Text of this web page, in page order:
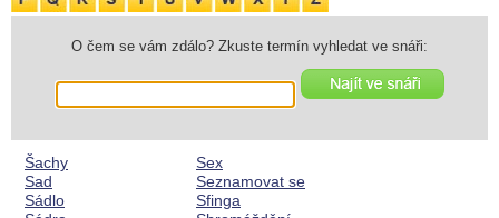
O čem se vám zdálo? Zkuste termín vyhledat ve snáři:
Šachy
Sad
Sádlo
Sex
Seznamovat se
Sfinga